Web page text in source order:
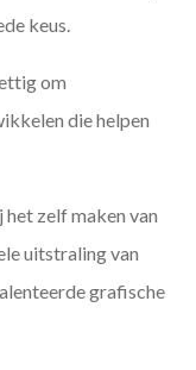
keus.
om
die helpen
zelf maken van
uitstraling van
grafische